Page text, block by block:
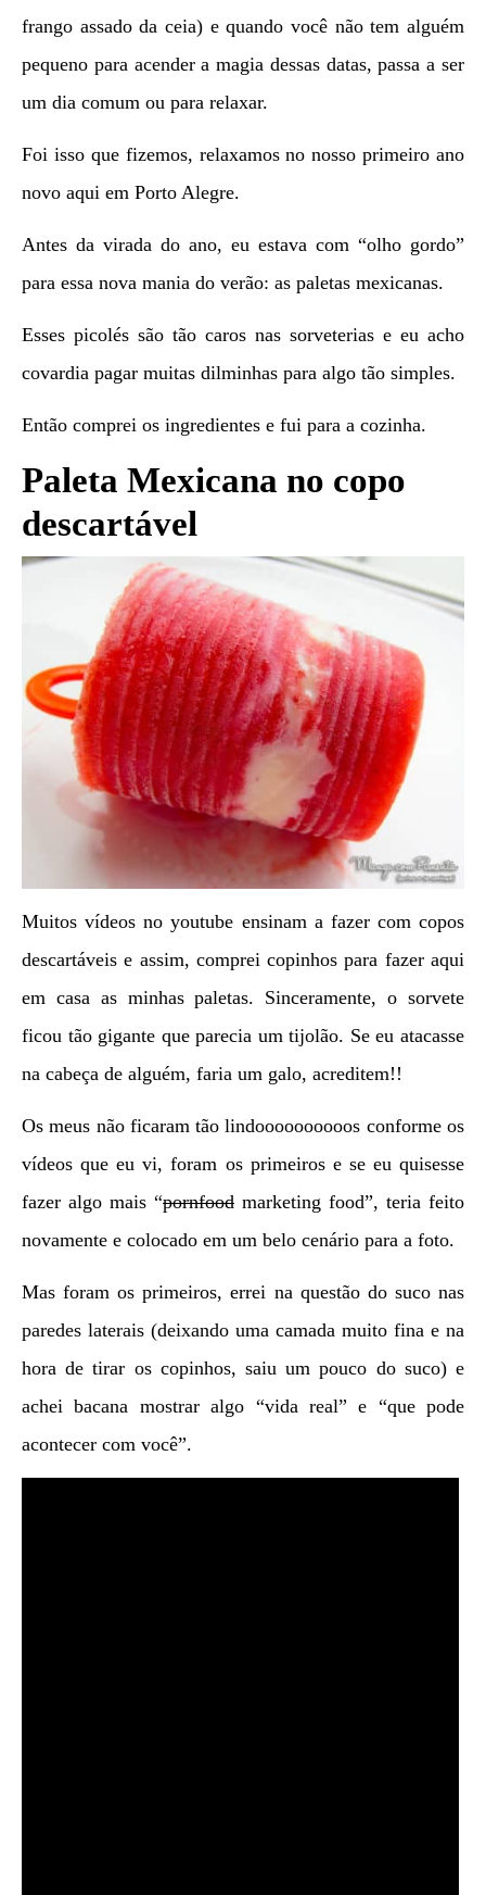
frango assado da ceia) e quando você não tem alguém
pequeno para acender a magia dessas datas, passa a ser
um dia comum ou para relaxar.
Foi isso que fizemos, relaxamos no nosso primeiro ano
novo aqui em Porto Alegre.
Antes da virada do ano, eu estava com “olho gordo”
para essa nova mania do verão: as paletas mexicanas.
Esses picolés são tão caros nas sorveterias e eu acho
covardia pagar muitas dilminhas para algo tão simples.
Então comprei os ingredientes e fui para a cozinha.
Paleta Mexicana no copo
descartável
Muitos vídeos no youtube ensinam a fazer com copos
descartáveis e assim, comprei copinhos para fazer aqui
em casa as minhas paletas. Sinceramente, o sorvete
ficou tão gigante que parecia um tijolão. Se eu atacasse
na cabeça de alguém, faria um galo, acreditem!!
Os meus não ficaram tão lindoooooooooos conforme os
vídeos que eu vi, foram os primeiros e se eu quisesse
fazer algo mais “pornfood marketing food”, teria feito
novamente e colocado em um belo cenário para a foto.
Mas foram os primeiros, errei na questão do suco nas
paredes laterais (deixando uma camada muito fina e na
hora de tirar os copinhos, saiu um pouco do suco) e
achei bacana mostrar algo “vida real” e “que pode
acontecer com você”.